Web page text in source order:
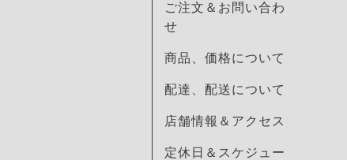
ご注文＆お問い合わ
せ
商品、価格について
配達、配送について
店舗情報＆アクセス
定休日＆スケジュー